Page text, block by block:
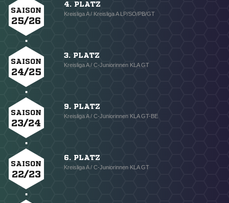
SAISON
25/26
4. PLATZ
Kreisliga A / Kreisliga A LP/SO/PB/GT
SAISON
24/25
3. PLATZ
Kreisliga A / C-Juniorinnen KLA GT
SAISON
23/24
9. PLATZ
Kreisliga A / C-Juniorinnen KLA GT-BE
SAISON
22/23
6. PLATZ
Kreisliga A / C-Juniorinnen KLA GT